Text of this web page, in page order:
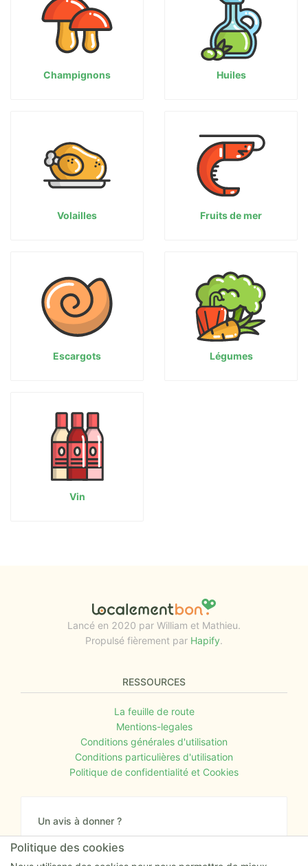
Champignons Huiles
Volailles Fruits de mer
Escargots Légumes
Vin
Lancé en 2020 par William et Mathieu.
Propulsé fièrement par Hapify.
RESSOURCES
La feuille de route
Mentions-legales
Conditions générales d'utilisation
Conditions particulières d'utilisation
Politique de confidentialité et Cookies
Un avis à donner ?
Donnez nous votre avis sur le site ou proposez
nous tout simplement vos nouvelles idées.
Politique des cookies